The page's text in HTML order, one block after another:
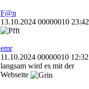
F@n
13.10.2024 00000010 23:42
emr
11.10.2024 00000010 12:32
langsam wird es mit der
Webseite